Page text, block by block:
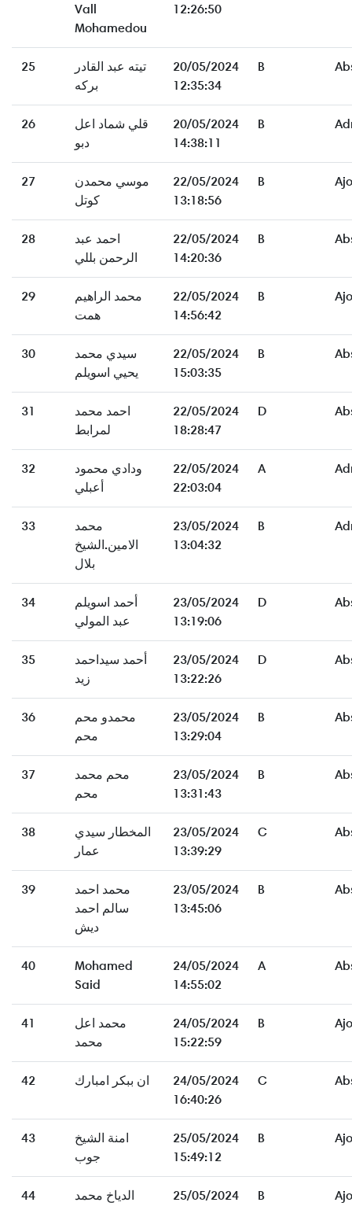
Vall
Mohamedou
12:26:50
25
تيته عبد القادر
بركه
20/05/2024
12:35:34
B
26
قلي شماد اعل
دبو
20/05/2024
14:38:11
B
27
موسي محمدن
كوتل
22/05/2024
13:18:56
B
28
احمد عبد
الرحمن بللي
22/05/2024
14:20:36
B
29
محمد الراهيم
همت
22/05/2024
14:56:42
B
30
سيدي محمد
يحيي اسويلم
22/05/2024
15:03:35
B
31
احمد محمد
لمرابط
22/05/2024
18:28:47
D
32
ودادي محمود
أعبلي
22/05/2024
22:03:04
A
33
محمد
الامين.الشيخ
بلال
23/05/2024
13:04:32
B
34
أحمد اسويلم
عبد المولي
23/05/2024
13:19:06
D
35
أحمد سيداحمد
زيد
23/05/2024
13:22:26
D
36
محمدو محم
محم
23/05/2024
13:29:04
B
37
محم محمد
محم
23/05/2024
13:31:43
B
38
المخطار سيدي
عمار
23/05/2024
13:39:29
C
39
محمد احمد
سالم احمد
ديش
23/05/2024
13:45:06
B
40
Mohamed
Said
24/05/2024
14:55:02
A
41
محمد اعل
محمد
24/05/2024
15:22:59
B
42 ان ببكر امبارك
24/05/2024
16:40:26
C
43
امنة الشيخ
جوب
25/05/2024
15:49:12
B
44
الدياخ محمد
25/05/2024
B